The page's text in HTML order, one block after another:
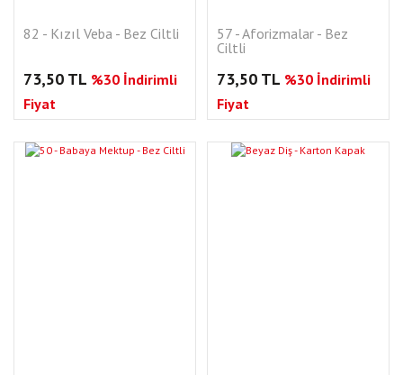
82 - Kızıl Veba - Bez Ciltli
73,50 TL %30 İndirimli
Fiyat
57 - Aforizmalar - Bez
Ciltli
73,50 TL %30 İndirimli
Fiyat